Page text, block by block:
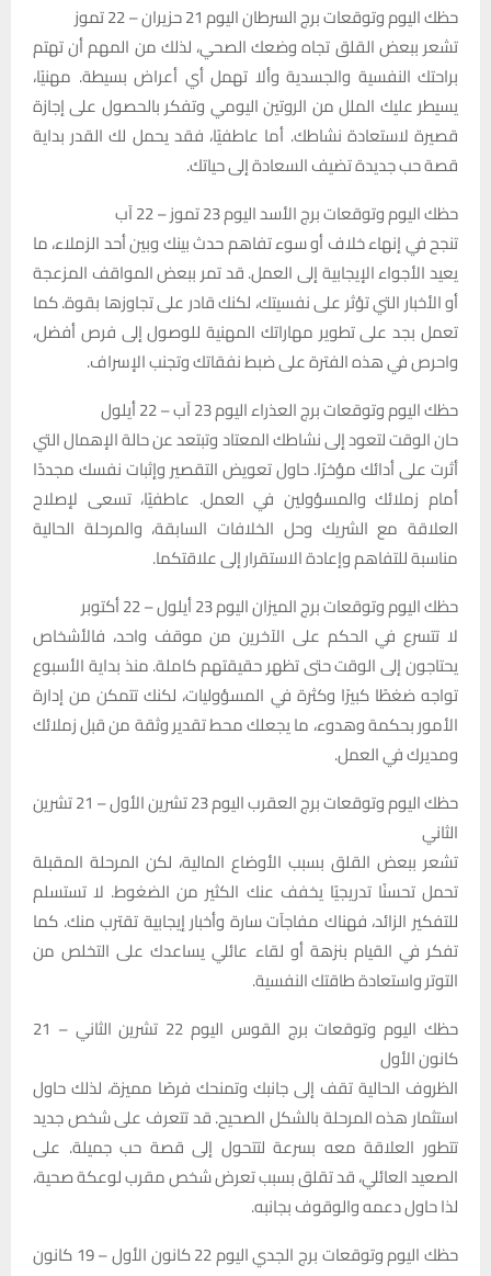
حظك اليوم وتوقعات برج السرطان اليوم 21 حزيران – 22 تموز
تشعر ببعض القلق تجاه وضعك الصحي، لذلك من المهم أن تهتم
براحتك النفسية والجسدية وألا تهمل أي أعراض بسيطة. مهنيًا،
يسيطر عليك الملل من الروتين اليومي وتفكر بالحصول على إجازة
قصيرة لاستعادة نشاطك. أما عاطفيًا، فقد يحمل لك القدر بداية
قصة حب جديدة تضيف السعادة إلى حياتك.
حظك اليوم وتوقعات برج الأسد اليوم 23 تموز – 22 آب
تنجح في إنهاء خلاف أو سوء تفاهم حدث بينك وبين أحد الزملاء، ما
يعيد الأجواء الإيجابية إلى العمل. قد تمر ببعض المواقف المزعجة
أو الأخبار التي تؤثر على نفسيتك، لكنك قادر على تجاوزها بقوة. كما
تعمل بجد على تطوير مهاراتك المهنية للوصول إلى فرص أفضل،
واحرص في هذه الفترة على ضبط نفقاتك وتجنب الإسراف.
حظك اليوم وتوقعات برج العذراء اليوم 23 آب – 22 أيلول
حان الوقت لتعود إلى نشاطك المعتاد وتبتعد عن حالة الإهمال التي
أثرت على أدائك مؤخرًا. حاول تعويض التقصير وإثبات نفسك مجددًا
أمام زملائك والمسؤولين في العمل. عاطفيًا، تسعى لإصلاح
العلاقة مع الشريك وحل الخلافات السابقة، والمرحلة الحالية
مناسبة للتفاهم وإعادة الاستقرار إلى علاقتكما.
حظك اليوم وتوقعات برج الميزان اليوم 23 أيلول – 22 أکتوبر
لا تتسرع في الحكم على الآخرين من موقف واحد، فالأشخاص
يحتاجون إلى الوقت حتى تظهر حقيقتهم كاملة. منذ بداية الأسبوع
تواجه ضغطًا كبيرًا وكثرة في المسؤوليات، لكنك تتمكن من إدارة
الأمور بحكمة وهدوء، ما يجعلك محط تقدير وثقة من قبل زملائك
ومديرك في العمل.
حظك اليوم وتوقعات برج العقرب اليوم 23 تشرين الأول – 21 تشرين
الثاني
تشعر ببعض القلق بسبب الأوضاع المالية، لكن المرحلة المقبلة
تحمل تحسنًا تدريجيًا يخفف عنك الكثير من الضغوط. لا تستسلم
للتفكير الزائد، فهناك مفاجآت سارة وأخبار إيجابية تقترب منك. كما
تفكر في القيام بنزهة أو لقاء عائلي يساعدك على التخلص من
التوتر واستعادة طاقتك النفسية.
حظك اليوم وتوقعات برج القوس اليوم 22 تشرين الثاني – 21
كانون الأول
الظروف الحالية تقف إلى جانبك وتمنحك فرصًا مميزة، لذلك حاول
استثمار هذه المرحلة بالشكل الصحيح. قد تتعرف على شخص جديد
تتطور العلاقة معه بسرعة لتتحول إلى قصة حب جميلة. على
الصعيد العائلي، قد تقلق بسبب تعرض شخص مقرب لوعكة صحية،
لذا حاول دعمه والوقوف بجانبه.
حظك اليوم وتوقعات برج الجدي اليوم 22 كانون الأول – 19 كانون